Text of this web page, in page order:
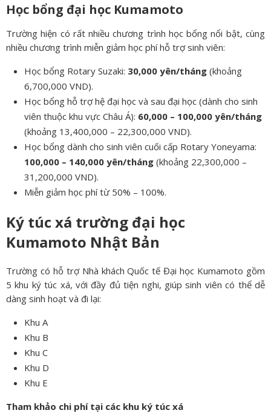
Học bổng đại học Kumamoto
Trường hiện có rất nhiều chương trình học bổng nổi bật, cùng
nhiều chương trình miễn giảm học phí hỗ trợ sinh viên:
Học bổng Rotary Suzaki: 30,000 yên/tháng (khoảng
6,700,000 VND).
Học bổng hỗ trợ hệ đại học và sau đại học (dành cho sinh
viên thuộc khu vực Châu Á): 60,000 – 100,000 yên/tháng
(khoảng 13,400,000 – 22,300,000 VND).
Học bổng dành cho sinh viên cuối cấp Rotary Yoneyama:
100,000 – 140,000 yên/tháng (khoảng 22,300,000 –
31,200,000 VND).
Miễn giảm học phí từ 50% – 100%.
Ký túc xá trường đại học
Kumamoto Nhật Bản
Trường có hỗ trợ Nhà khách Quốc tế Đại học Kumamoto gồm
5 khu ký túc xá, với đầy đủ tiện nghi, giúp sinh viên có thể dễ
dàng sinh hoạt và đi lại:
Khu A
Khu B
Khu C
Khu D
Khu E
Tham khảo chi phí tại các khu ký túc xá